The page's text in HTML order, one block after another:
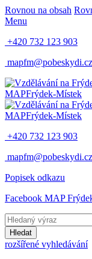
Rovnou na obsah
Menu
+420 732 123 903
mapfm@pobeskydi.cz
MAPFrýdek-Místek
MAPFrýdek-Místek
+420 732 123 903
mapfm@pobeskydi.cz
Popisek odkazu
Facebook MAP
Hledat
rozšířené vyhledávání